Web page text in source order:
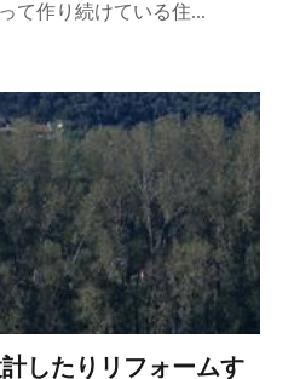
て作り続けている住...
したりリフォームす